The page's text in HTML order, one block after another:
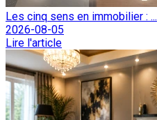
Les cinq sens en immobilier : ...
2026-08-05
Lire l'article